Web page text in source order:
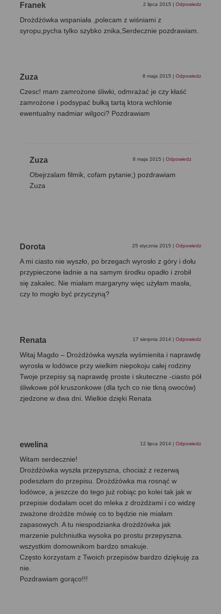
Franek 2 lipca 2015 | Odpowiedz
Drożdżówka wspaniała ,polecam z wiśniami z
syropu,pycha tylko szybko znika,Serdecznie pozdrawiam.
Zuza 8 maja 2015 | Odpowiedz
Czesc! mam zamrożone śliwki, odmrażać je czy kłaść
zamrożone i podsypać bułką tartą ktora wchlonie
ewentualny nadmiar wilgoci? Pozdrawiam
Zuza 8 maja 2015 | Odpowiedz
Obejrzalam filmik, cofam pytanie;) pozdrawiam
Zuza
Dorota 25 stycznia 2015 | Odpowiedz
A mi ciasto nie wyszło, po brzegach wyrosło z góry i dołu
przypieczone ładnie a na samym środku opadło i zrobił
się zakalec. Nie miałam margaryny więc użyłam masła,
czy to mogło być przyczyną?
Renata 17 sierpnia 2014 | Odpowiedz
Witaj Magdo – Drożdżówka wyszła wyśmienita i naprawdę
wyrosła w lodówce przy wielkim niepokoju całej rodziny
Twoje przepisy są naprawdę proste i skuteczne -ciasto pół
śliwkowe pół kruszonkowe (dla tych co nie tkną owoców)
zjedzone w dwa dni. Wielkie dzięki Renata
ewelina 12 lipca 2014 | Odpowiedz
Witam serdecznie!
Drożdżówka wyszła przepyszna, chociaż z rezerwą
podeszłam do przepisu. Drożdżówka ma rosnąć w
lodówce, a jeszcze do tego już robiąc po kolei tak jak w
przepisie dodałam ocet do mleka z drożdżami i co widzę
zważone drożdże mówię co to będzie nie miałam
zapasowych. A tu niespodzianka drożdżówka jak
marzenie pulchniutka wysoka po prostu przepyszna.
wszystkim domownikom bardzo smakuje.
Często korzystam z Twoich przepisów bardzo dziękuję za
nie.
Pozdrawiam gorąco!!!